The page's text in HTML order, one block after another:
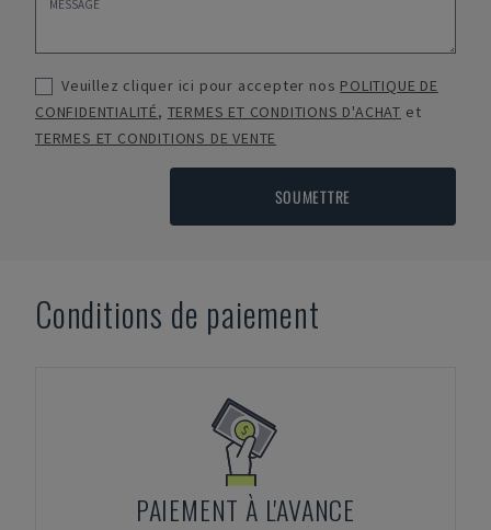
Veuillez cliquer ici pour accepter nos POLITIQUE DE
CONFIDENTIALITÉ, TERMES ET CONDITIONS D'ACHAT et
TERMES ET CONDITIONS DE VENTE
SOUMETTRE
Conditions de paiement
PAIEMENT À L'AVANCE